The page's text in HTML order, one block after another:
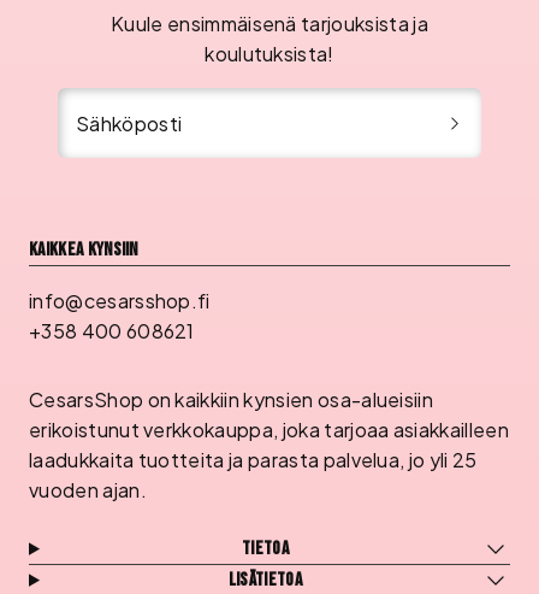
Kuule ensimmäisenä tarjouksista ja
koulutuksista!
Sähköposti
Kaikkea kynsiin
info@cesarsshop.fi
+358 400 608621
CesarsShop on kaikkiin kynsien osa-alueisiin
erikoistunut verkkokauppa, joka tarjoaa asiakkailleen
laadukkaita tuotteita ja parasta palvelua, jo yli 25
vuoden ajan.
Tietoa
Lisätietoa